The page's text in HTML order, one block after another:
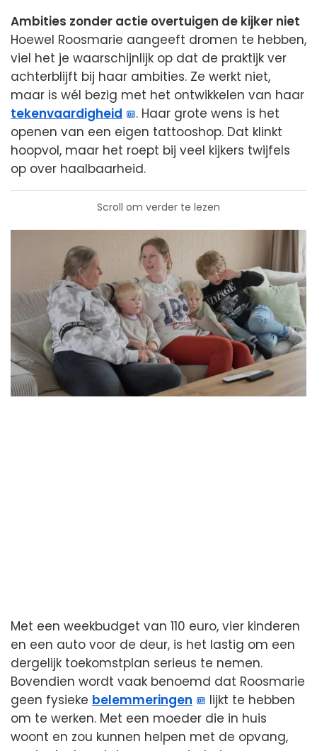
Ambities zonder actie overtuigen de kijker niet
Hoewel Roosmarie aangeeft dromen te hebben,
viel het je waarschijnlijk op dat de praktijk ver
achterblijft bij haar ambities. Ze werkt niet,
maar is wél bezig met het ontwikkelen van haar
tekenvaardigheid
. Haar grote wens is het
openen van een eigen tattooshop. Dat klinkt
hoopvol, maar het roept bij veel kijkers twijfels
op over haalbaarheid.
Scroll om verder te lezen
Met een weekbudget van 110 euro, vier kinderen
en een auto voor de deur, is het lastig om een
dergelijk toekomstplan serieus te nemen.
Bovendien wordt vaak benoemd dat Roosmarie
geen fysieke belemmeringen
lijkt te hebben
om te werken. Met een moeder die in huis
woont en zou kunnen helpen met de opvang,